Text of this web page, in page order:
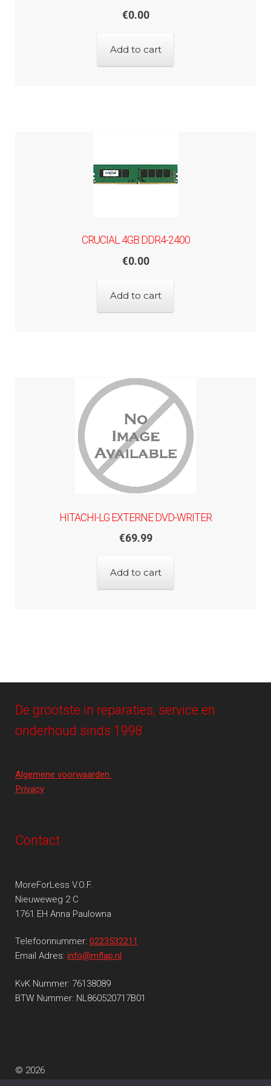
€0.00
Add to cart
CRUCIAL 4GB DDR4-2400
€0.00
Add to cart
HITACHI-LG EXTERNE DVD-WRITER
€69.99
Add to cart
De grootste in reparaties, service en
onderhoud sinds 1998
Algemene voorwaarden
Privacy
Contact
MoreForLess V.O.F.
Nieuweweg 2 C
1761 EH Anna Paulowna
Telefoonnummer: 0223532211
Email Adres: info@mflap.nl
KvK Nummer: 76138089
BTW Nummer: NL860520717B01
© 2026